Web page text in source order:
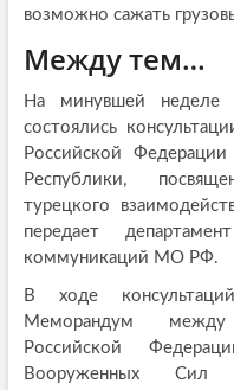
возможно сажать
Между тем…
На минувшей неделе
состоялись
Российской
Республики,
турецкого
передает
коммуникаций МО РФ.
В ходе
Меморандум
Российской
Вооруженных Сил